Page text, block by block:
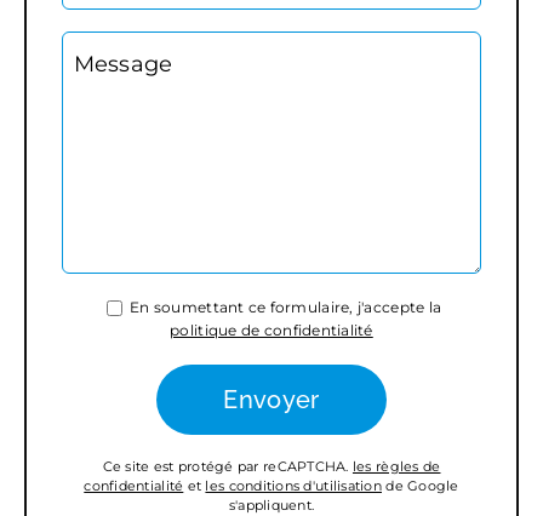
Message
En soumettant ce formulaire, j'accepte la
politique de confidentialité
Ce site est protégé par reCAPTCHA. les règles de
confidentialité et les conditions d'utilisationde Google
s'appliquent.